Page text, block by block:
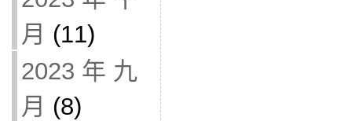
月 (11)
2023 年 九
月 (8)